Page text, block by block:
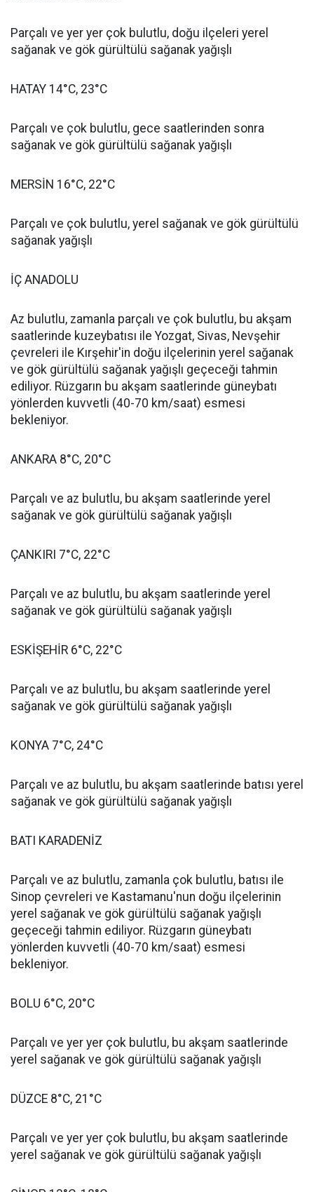
Parçalı ve yer yer çok bulutlu, doğu ilçeleri yerel
sağanak ve gök gürültülü sağanak yağışlı
HATAY 14°C, 23°C
Parçalı ve çok bulutlu, gece saatlerinden sonra
sağanak ve gök gürültülü sağanak yağışlı
MERSİN 16°C, 22°C
Parçalı ve çok bulutlu, yerel sağanak ve gök gürültülü
sağanak yağışlı
İÇ ANADOLU
Az bulutlu, zamanla parçalı ve çok bulutlu, bu akşam
saatlerinde kuzeybatısı ile Yozgat, Sivas, Nevşehir
çevreleri ile Kırşehir'in doğu ilçelerinin yerel sağanak
ve gök gürültülü sağanak yağışlı geçeceği tahmin
ediliyor. Rüzgarın bu akşam saatlerinde güneybatı
yönlerden kuvvetli (40-70 km/saat) esmesi
bekleniyor.
ANKARA 8°C, 20°C
Parçalı ve az bulutlu, bu akşam saatlerinde yerel
sağanak ve gök gürültülü sağanak yağışlı
ÇANKIRI 7°C, 22°C
Parçalı ve az bulutlu, bu akşam saatlerinde yerel
sağanak ve gök gürültülü sağanak yağışlı
ESKİŞEHİR 6°C, 22°C
Parçalı ve az bulutlu, bu akşam saatlerinde yerel
sağanak ve gök gürültülü sağanak yağışlı
KONYA 7°C, 24°C
Parçalı ve az bulutlu, bu akşam saatlerinde batısı yerel
sağanak ve gök gürültülü sağanak yağışlı
BATI KARADENİZ
Parçalı ve az bulutlu, zamanla çok bulutlu, batısı ile
Sinop çevreleri ve Kastamanu'nun doğu ilçelerinin
yerel sağanak ve gök gürültülü sağanak yağışlı
geçeceği tahmin ediliyor. Rüzgarın güneybatı
yönlerden kuvvetli (40-70 km/saat) esmesi
bekleniyor.
BOLU 6°C, 20°C
Parçalı ve yer yer çok bulutlu, bu akşam saatlerinde
yerel sağanak ve gök gürültülü sağanak yağışlı
DÜZCE 8°C, 21°C
Parçalı ve yer yer çok bulutlu, bu akşam saatlerinde
yerel sağanak ve gök gürültülü sağanak yağışlı